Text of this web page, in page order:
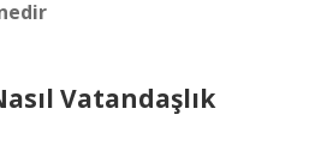
Vatandaşlık